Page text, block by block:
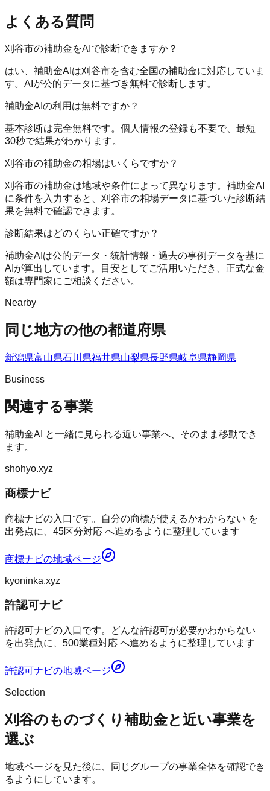
よくある質問
刈谷市の補助金をAIで診断できますか？
はい、補助金AIは刈谷市を含む全国の補助金に対応していま
す。AIが公的データに基づき無料で診断します。
補助金AIの利用は無料ですか？
基本診断は完全無料です。個人情報の登録も不要で、最短
30秒で結果がわかります。
刈谷市の補助金の相場はいくらですか？
刈谷市の補助金は地域や条件によって異なります。補助金AI
に条件を入力すると、刈谷市の相場データに基づいた診断結
果を無料で確認できます。
診断結果はどのくらい正確ですか？
補助金AIは公的データ・統計情報・過去の事例データを基に
AIが算出しています。目安としてご活用いただき、正式な金
額は専門家にご相談ください。
Nearby
同じ地方の他の都道府県
新潟県富山県石川県福井県山梨県長野県岐阜県静岡県
Business
関連する事業
補助金AI
と一緒に見られる近い事業へ、そのまま移動でき
ます。
shohyo.xyz
商標ナビ
商標ナビの入口です。自分の商標が使えるかわからない を
出発点に、45区分対応 へ進めるように整理しています
商標ナビの地域ページ
kyoninka.xyz
許認可ナビ
許認可ナビの入口です。どんな許認可が必要かわからない
を出発点に、500業種対応 へ進めるように整理しています
許認可ナビの地域ページ
Selection
刈谷のものづくり補助金と近い事業を
選ぶ
地域ページを見た後に、同じグループの事業全体を確認でき
るようにしています。